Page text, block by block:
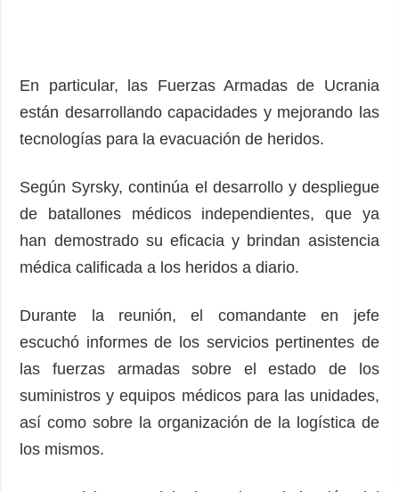
En particular, las Fuerzas Armadas de Ucrania
están desarrollando capacidades y mejorando las
tecnologías para la evacuación de heridos.
Según Syrsky, continúa el desarrollo y despliegue
de batallones médicos independientes, que ya
han demostrado su eficacia y brindan asistencia
médica calificada a los heridos a diario.
Durante la reunión, el comandante en jefe
escuchó informes de los servicios pertinentes de
las fuerzas armadas sobre el estado de los
suministros y equipos médicos para las unidades,
así como sobre la organización de la logística de
los mismos.